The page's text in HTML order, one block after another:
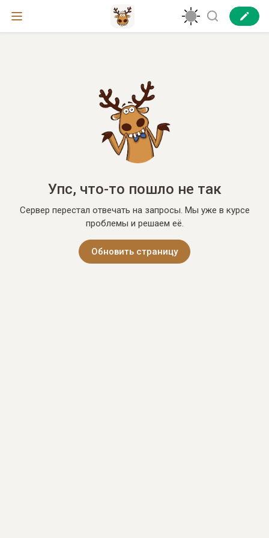
Упс, что-то пошло не так
Сервер перестал отвечать на запросы. Мы уже в курсе
проблемы и решаем её.
Обновить страницу